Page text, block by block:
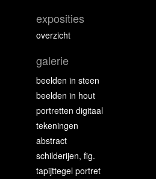
exposities
overzicht
galerie
beelden in steen
beelden in hout
portretten digitaal
tekeningen
abstract
schilderijen, fig.
tapijttegel portret